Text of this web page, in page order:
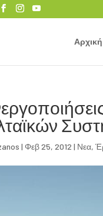
Αρχική
|Φεβ 25, 2012 | Νεα,